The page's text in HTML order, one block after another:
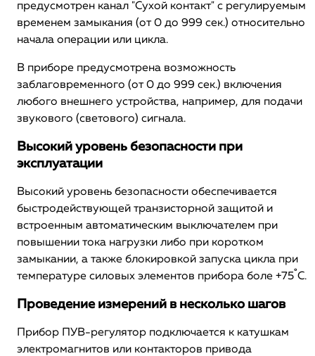
предусмотрен канал "Сухой контакт" с регулируемым
временем замыкания (от 0 до 999 сек.) относительно
начала операции или цикла.
В приборе предусмотрена возможность
заблаговременного (от 0 до 999 сек.) включения
любого внешнего устройства, например, для подачи
звукового (светового) сигнала.
Высокий уровень безопасности при
эксплуатации
Высокий уровень безопасности обеспечивается
быстродействующей транзисторной защитой и
встроенным автоматическим выключателем при
повышении тока нагрузки либо при коротком
замыкании, а также блокировкой запуска цикла при
температуре силовых элементов прибора боле +75˚С.
Проведение измерений в несколько шагов
Прибор ПУВ-регулятор подключается к катушкам
электромагнитов или контакторов привода